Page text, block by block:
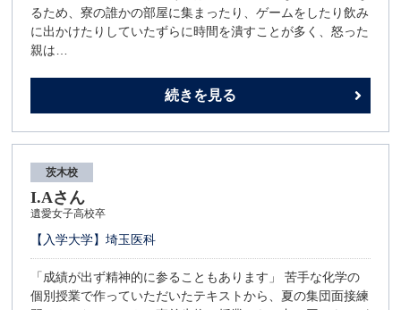
るため、寮の誰かの部屋に集まったり、ゲームをしたり飲み
に出かけたりしていたずらに時間を潰すことが多く、怒った
親は…
続きを見る
茨木校
I.Aさん
遺愛女子高校卒
【入学大学】埼玉医科
「成績が出ず精神的に参ることもあります」 苦手な化学の
個別授業で作っていただいたテキストから、夏の集団面接練